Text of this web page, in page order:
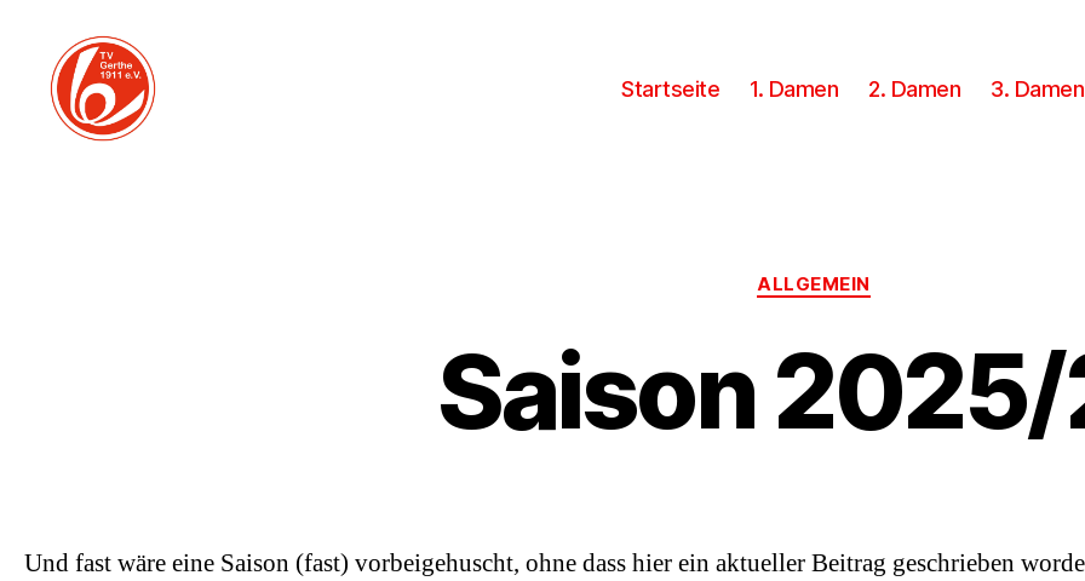
Startseite 1. Damen 2. Damen 3. Damen
Kategorien
ALLGEMEIN
Saison
Und fast wäre eine Saison (fast) vorbeigehuscht, ohne dass hier ein aktueller Beitrag geschrieben